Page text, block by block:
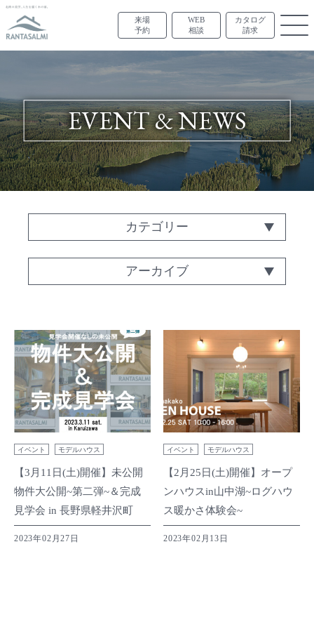
来場
予約
WEB
相談
カタログ
請求
EVENT & NEWS
カテゴリー
アーカイブ
イベント モデルハウス
【3月11日(土)開催】未公開
物件大公開~第二弾~＆完成
見学会 in 長野県軽井沢町
2023年02月27日
イベント モデルハウス
【2月25日(土)開催】オープ
ンハウスin山中湖~ログハウ
ス暖かさ体験会~
2023年02月13日